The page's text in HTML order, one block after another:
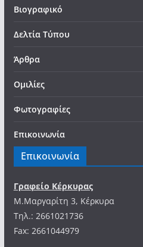
Βιογραφικό
Δελτία Τύπου
Άρθρα
Ομιλίες
Φωτογραφίες
Επικοινωνία
Επικοινωνία
Γραφείο Κέρκυρας
Μ.Μαργαρίτη 3, Κέρκυρα
Tηλ.: 2661021736
Fax: 2661044979